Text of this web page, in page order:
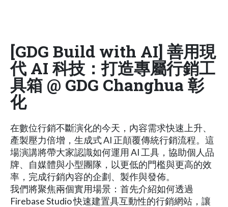
[GDG Build with AI] 善用現
代 AI 科技：打造專屬行銷工
具箱 @ GDG Changhua 彰
化
在數位行銷不斷演化的今天，內容需求快速上升、
產製壓力倍增，生成式 AI 正顛覆傳統行銷流程。這
場演講將帶大家認識如何運用 AI 工具，協助個人品
牌、自媒體與小型團隊，以更低的門檻與更高的效
率，完成行銷內容的企劃、製作與發佈。
我們將聚焦兩個實用場景：首先介紹如何透過
Firebase Studio 快速建置具互動性的行銷網站，讓